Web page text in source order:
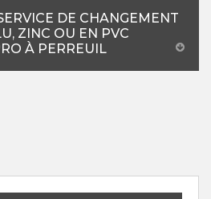
DE CHANGEMENT
ZINC OU EN PVC
À PERREUIL